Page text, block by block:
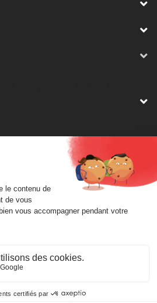
newsletter pour être informé
spéciales.
générale de vente